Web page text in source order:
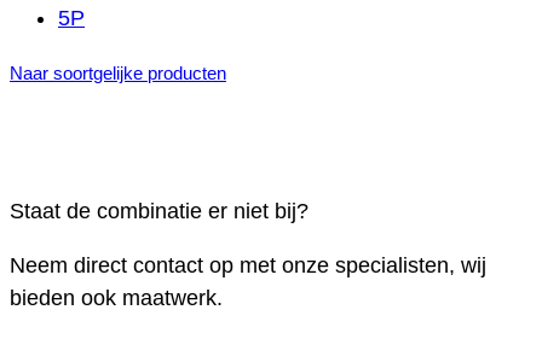
5P
Naar soortgelijke producten
Staat de combinatie er niet bij?
Neem direct contact op met onze specialisten, wij
bieden ook maatwerk.